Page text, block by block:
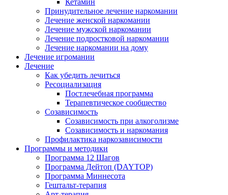
Кетамин
Принудительное лечение наркомании
Лечение женской наркомании
Лечение мужской наркомании
Лечение подростковой наркомании
Лечение наркомании на дому
Лечение игромании
Лечение
Как убедить лечиться
Ресоциализация
Постлечебная программа
Терапевтическое сообщество
Созависимость
Созависимость при алкоголизме
Созависимость и наркомания
Профилактика наркозависимости
Программы и методики
Программа 12 Шагов
Программа Дейтоп (DAYTOP)
Программа Миннесота
Гештальт-терапия